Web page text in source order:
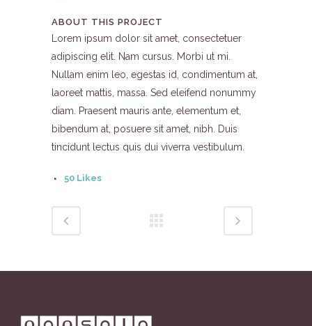
ABOUT THIS PROJECT
Lorem ipsum dolor sit amet, consectetuer
adipiscing elit. Nam cursus. Morbi ut mi.
Nullam enim leo, egestas id, condimentum at,
laoreet mattis, massa. Sed eleifend nonummy
diam. Praesent mauris ante, elementum et,
bibendum at, posuere sit amet, nibh. Duis
tincidunt lectus quis dui viverra vestibulum.
50 Likes